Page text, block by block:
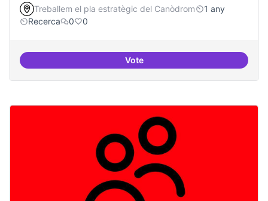
Treballem el pla estratègic del Canòdrom
1 any
Recerca
0 0
Vote3-4 centres-lab internacionals